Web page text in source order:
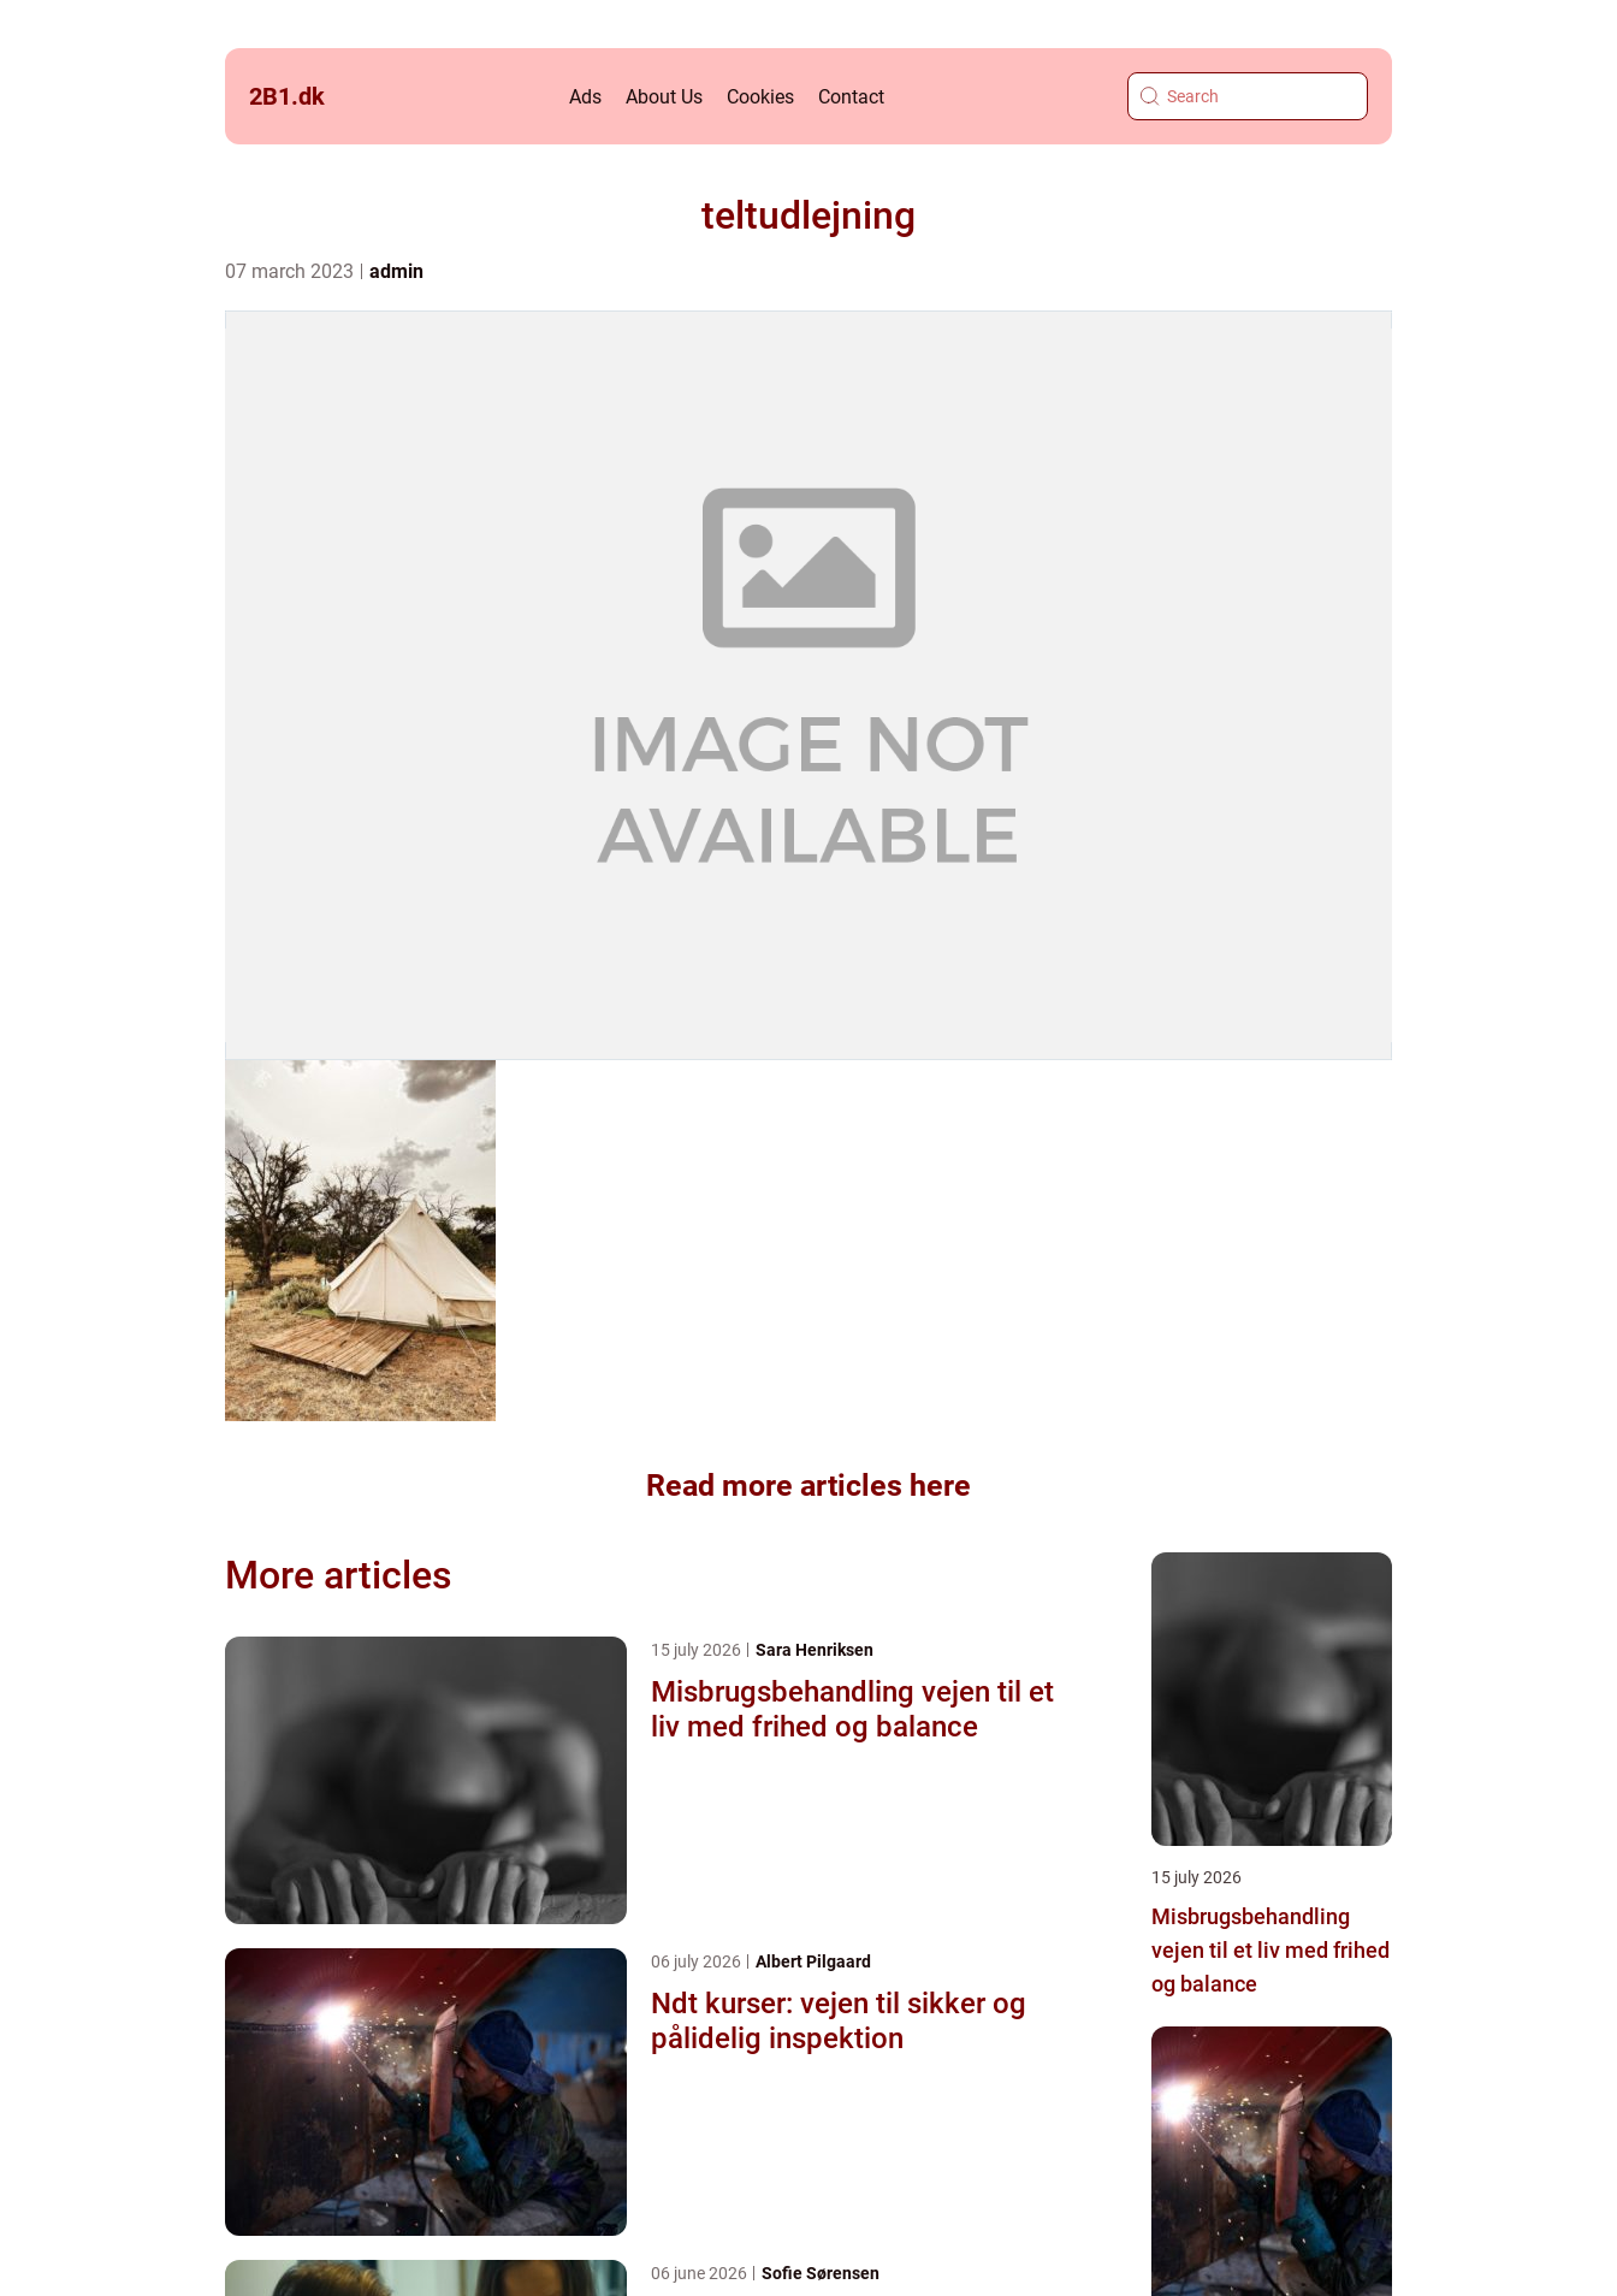
2B1.dk Ads About Us Cookies Contact
teltudlejning
07 march 2023 admin
Read more articles here
More articles
15 july 2026 Sara Henriksen
Misbrugsbehandling vejen til et
liv med frihed og balance
06 july 2026 Albert Pilgaard
Ndt kurser: vejen til sikker og
pålidelig inspektion
06 june 2026 Sofie Sørensen
15 july 2026
Misbrugsbehandling
vejen til et liv med frihed
og balance